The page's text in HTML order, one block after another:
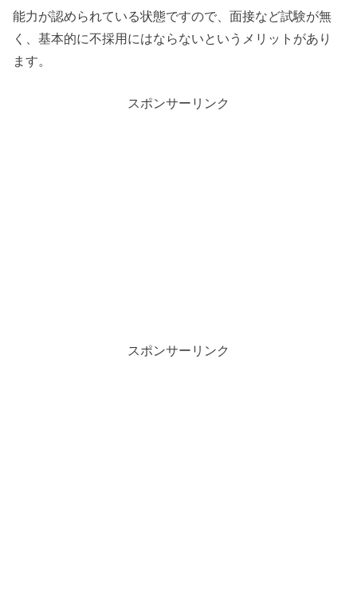
能力が認められている状態ですので、面接など試験が無
く、基本的に不採用にはならないというメリットがあり
ます。
スポンサーリンク
スポンサーリンク